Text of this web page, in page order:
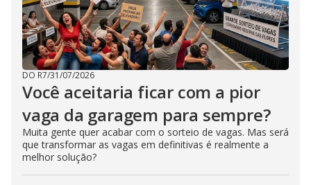
DO R7/31/07/2026
Você aceitaria ficar com a pior
vaga da garagem para sempre?
Muita gente quer acabar com o sorteio de vagas. Mas será
que transformar as vagas em definitivas é realmente a
melhor solução?